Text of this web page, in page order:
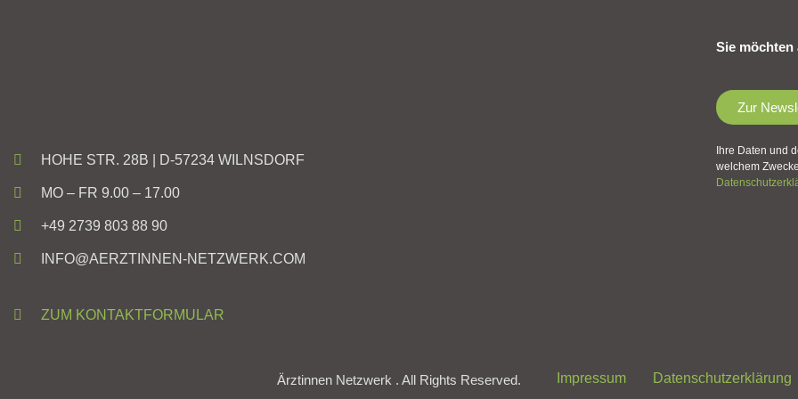
HOHE STR. 28B | D-57234 WILNSDORF
MO – FR 9.00 – 17.00
+49 2739 803 88 90
INFO@AERZTINNEN-NETZWERK.COM
ZUM KONTAKTFORMULAR
Sie möchten
Zur
Ihre Daten und
welchem
Ärztinnen Netzwerk . All Rights Reserved. Impressum Datenschutzerklärung